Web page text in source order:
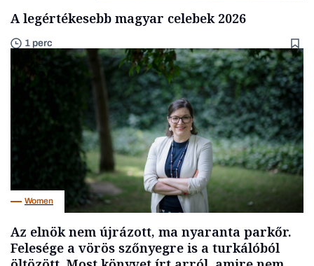
A legértékesebb magyar celebek 2026
1 perc
Women
Az elnök nem újrázott, ma nyaranta parkőr.
Felesége a vörös szőnyegre is a turkálóból